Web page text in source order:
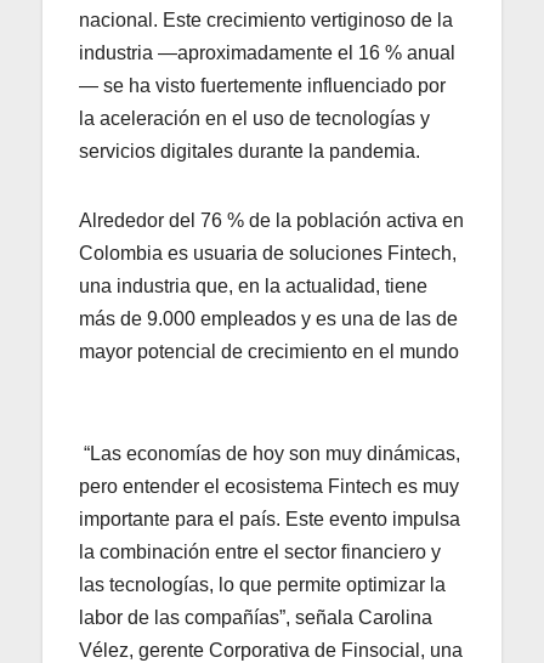
nacional. Este crecimiento vertiginoso de la
industria —aproximadamente el 16 % anual
— se ha visto fuertemente influenciado por
la aceleración en el uso de tecnologías y
servicios digitales durante la pandemia.
Alrededor del 76 % de la población activa en
Colombia es usuaria de soluciones Fintech,
una industria que, en la actualidad, tiene
más de 9.000 empleados y es una de las de
mayor potencial de crecimiento en el mundo
“Las economías de hoy son muy dinámicas,
pero entender el ecosistema Fintech es muy
importante para el país. Este evento impulsa
la combinación entre el sector financiero y
las tecnologías, lo que permite optimizar la
labor de las compañías”, señala Carolina
Vélez, gerente Corporativa de Finsocial, una